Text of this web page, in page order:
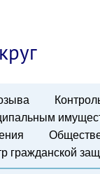
гражданской